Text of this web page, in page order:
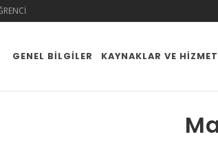
GENEL BILGILER KAYNAKLAR VE